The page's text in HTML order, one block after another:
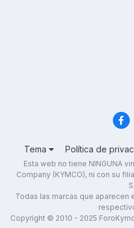
Tema Política de
Esta web no tiene NINGUNA
Company (KYMCO), ni con su
Todas las marcas que
Copyright © 2010 - 2025